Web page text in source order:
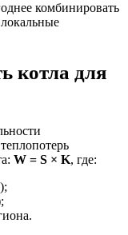
комбинировать
котла для
W = S × K, где: